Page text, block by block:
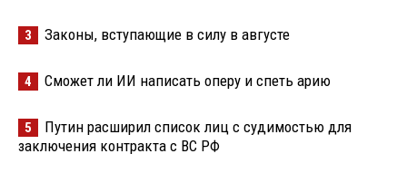
3 Законы, вступающие в силу в августе
4 Сможет ли ИИ написать оперу и спеть арию
5
Путин расширил список лиц с судимостью для
заключения контракта с ВС РФ